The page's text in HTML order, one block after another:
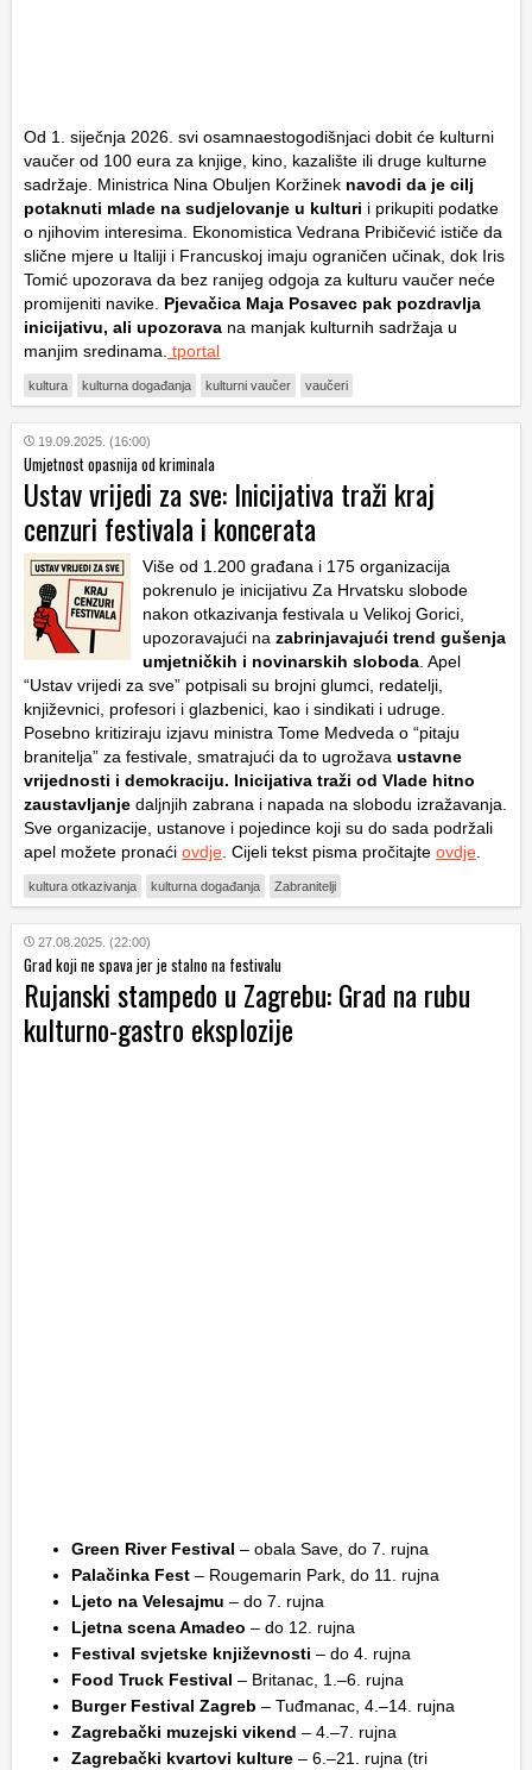
Od 1. siječnja 2026. svi osamnaestogodišnjaci dobit će kulturni
vaučer od 100 eura za knjige, kino, kazalište ili druge kulturne
sadržaje. Ministrica Nina Obuljen Koržinek navodi da je cilj
potaknuti mlade na sudjelovanje u kulturi i prikupiti podatke
o njihovim interesima. Ekonomistica Vedrana Pribičević ističe da
slične mjere u Italiji i Francuskoj imaju ograničen učinak, dok Iris
Tomić upozorava da bez ranijeg odgoja za kulturu vaučer neće
promijeniti navike. Pjevačica Maja Posavec pak pozdravlja
inicijativu, ali upozorava na manjak kulturnih sadržaja u
manjim sredinama. tportal
kultura kulturna događanja kulturni vaučer vaučeri
19.09.2025. (16:00)
Umjetnost opasnija od kriminala
Ustav vrijedi za sve: Inicijativa traži kraj
cenzuri festivala i koncerata
Više od 1.200 građana i 175 organizacija
pokrenulo je inicijativu Za Hrvatsku slobode
nakon otkazivanja festivala u Velikoj Gorici,
upozoravajući na zabrinjavajući trend gušenja
umjetničkih i novinarskih sloboda . Apel
“Ustav vrijedi za sve” potpisali su brojni glumci, redatelji,
književnici, profesori i glazbenici, kao i sindikati i udruge.
Posebno kritiziraju izjavu ministra Tome Medveda o “pitaju
branitelja” za festivale, smatrajući da to ugrožava ustavne
vrijednosti i demokraciju. Inicijativa traži od Vlade hitno
zaustavljanje daljnjih zabrana i napada na slobodu izražavanja.
Sve organizacije, ustanove i pojedince koji su do sada podržali
apel možete pronaći ovdje . Cijeli tekst pisma pročitajte ovdje
kultura otkazivanja kulturna događanja Zabranitelji
27.08.2025. (22:00)
Grad koji ne spava jer je stalno na festivalu
Rujanski stampedo u Zagrebu: Grad na rubu
kulturno-gastro eksplozije
Green River Festival – obala Save, do 7. rujna
Palačinka Fest – Rougemarin Park, do 11. rujna
Ljeto na Velesajmu – do 7. rujna
Ljetna scena Amadeo – do 12. rujna
Festival svjetske književnosti – do 4. rujna
Food Truck Festival – Britanac, 1.–6. rujna
Burger Festival Zagreb – Tuđmanac, 4.–14. rujna
Zagrebački muzejski vikend – 4.–7. rujna
Zagrebački kvartovi kulture – 6.–21. rujna (tri